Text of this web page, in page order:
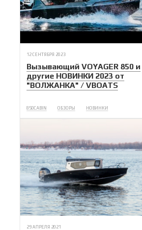
12 СЕНТЯБРЯ 2023
Вызывающий VOYAGER 850 и
другие НОВИНКИ 2023 от
"ВОЛЖАНКА" / VBOATS
850CABIN ОБЗОРЫ НОВИНКИ
29 АПРЕЛЯ 2021